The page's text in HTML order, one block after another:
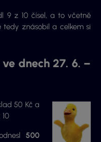
9 z 10 čísel, a to včetně
tedy znásobil a celkem si
dnech 27. 6. –
50 Kč a
500